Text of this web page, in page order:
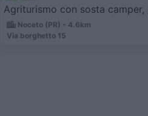
Agriturismo con sosta
Noceto (PR) - 4.6km
Via borghetto 15